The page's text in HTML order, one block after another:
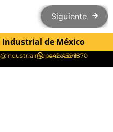
Siguiente
Industrial de México
442 459 1870